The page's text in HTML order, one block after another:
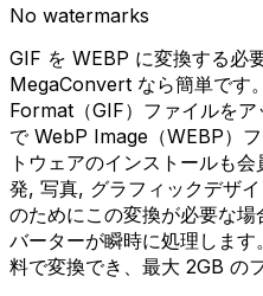
No watermarks
GIF を WEBP に変換する必
MegaConvert なら簡単で
Format（GIF）ファイルを
で WebP Image（WEBP）
トウェアのインストールも
発, 写真, グラフィックデザ
のためにこの変換が必要な
バーターが瞬時に処理しま
料で変換でき、最大 2GB の